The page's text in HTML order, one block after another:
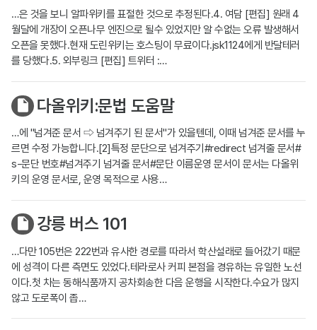
…은 것을 보니 알파위키를 표절한 것으로 추정된다.4. 여담 [편집] 원래 4
월달에 개장이 오픈나무 엔진으로 될수 있었지만 알 수없는 오류 발생해서
오픈을 못했다.현재 도린위키는 호스팅이 무료이다.jsk1124에게 반달테러
를 당했다.5. 외부링크 [편집] 트위터 :…
다올위키:문법 도움말
…에 "넘겨준 문서 ⇨ 넘겨주기 된 문서"가 있을텐데, 이때 넘겨준 문서를 누
르면 수정 가능합니다.[2]특정 문단으로 넘겨주기#redirect 넘겨줄 문서#
s-문단 번호#넘겨주기 넘겨줄 문서#문단 이름운영 문서이 문서는 다올위
키의 운영 문서로, 운영 목적으로 사용…
강릉 버스 101
…다만 105번은 222번과 유사한 경로를 따라서 학산설래로 들어갔기 때문
에 성격이 다른 측면도 있었다.테라로사 커피 본점을 경유하는 유일한 노선
이다.첫 차는 동해식품까지 공차회송한 다음 운행을 시작한다.수요가 많지
않고 도로폭이 좁…